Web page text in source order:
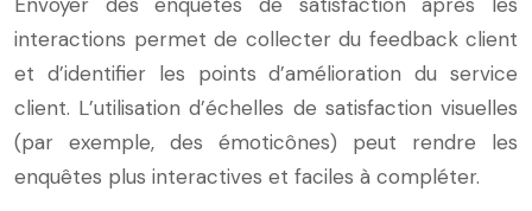
Envoyer des enquêtes de satisfaction après les
interactions permet de collecter du feedback client
et d’identifier les points d’amélioration du service
client. L’utilisation d’échelles de satisfaction visuelles
(par exemple, des émoticônes) peut rendre les
enquêtes plus interactives et faciles à compléter.